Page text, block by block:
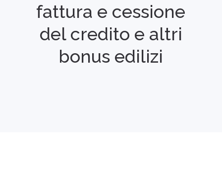
fattura e cessione
del credito e altri
bonus edilizi